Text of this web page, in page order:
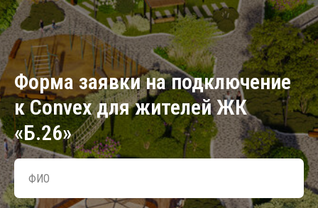
Форма заявки на подключение
к Convex для жителей ЖК
«Б.26»